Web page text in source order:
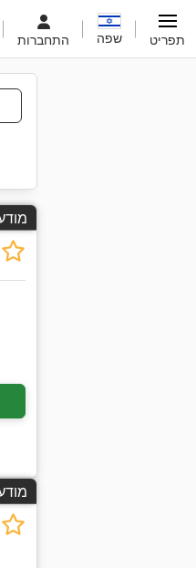
התחברות שפה תפריט